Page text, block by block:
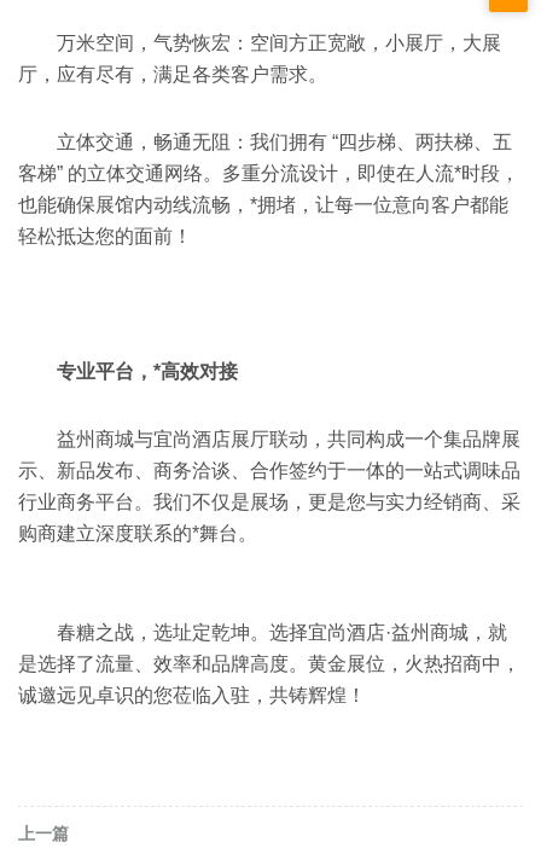
万米空间，气势恢宏：空间方正宽敞，小展厅，大展
厅，应有尽有，满足各类客户需求。
立体交通，畅通无阻：我们拥有 “四步梯、两扶梯、五
客梯” 的立体交通网络。多重分流设计，即使在人流*时段，
也能确保展馆内动线流畅，*拥堵，让每一位意向客户都能
轻松抵达您的面前！
专业平台，*高效对接
益州商城与宜尚酒店展厅联动，共同构成一个集品牌展
示、新品发布、商务洽谈、合作签约于一体的一站式调味品
行业商务平台。我们不仅是展场，更是您与实力经销商、采
购商建立深度联系的*舞台。
春糖之战，选址定乾坤。选择宜尚酒店·益州商城，就
是选择了流量、效率和品牌高度。黄金展位，火热招商中，
诚邀远见卓识的您莅临入驻，共铸辉煌！
上一篇